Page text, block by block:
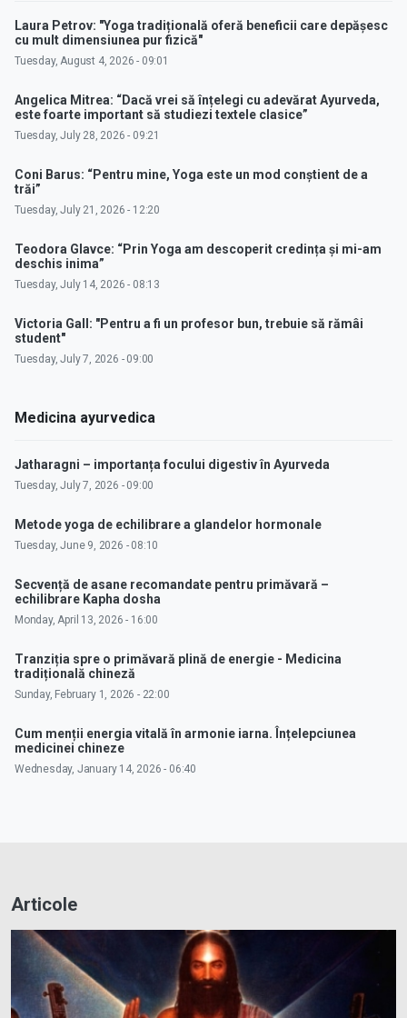
Laura Petrov: "Yoga tradițională oferă beneficii care depășesc
cu mult dimensiunea pur fizică"
Tuesday, August 4, 2026 - 09:01
Angelica Mitrea: “Dacă vrei să înțelegi cu adevărat Ayurveda,
este foarte important să studiezi textele clasice”
Tuesday, July 28, 2026 - 09:21
Coni Barus: “Pentru mine, Yoga este un mod conștient de a
trăi”
Tuesday, July 21, 2026 - 12:20
Teodora Glavce: “Prin Yoga am descoperit credința și mi-am
deschis inima”
Tuesday, July 14, 2026 - 08:13
Victoria Gall: "Pentru a fi un profesor bun, trebuie să rămâi
student"
Tuesday, July 7, 2026 - 09:00
Medicina ayurvedica
Jatharagni – importanța focului digestiv în Ayurveda
Tuesday, July 7, 2026 - 09:00
Metode yoga de echilibrare a glandelor hormonale
Tuesday, June 9, 2026 - 08:10
Secvență de asane recomandate pentru primăvară –
echilibrare Kapha dosha
Monday, April 13, 2026 - 16:00
Tranziția spre o primăvară plină de energie - Medicina
tradițională chineză
Sunday, February 1, 2026 - 22:00
Cum menții energia vitală în armonie iarna. Înțelepciunea
medicinei chineze
Wednesday, January 14, 2026 - 06:40
Articole